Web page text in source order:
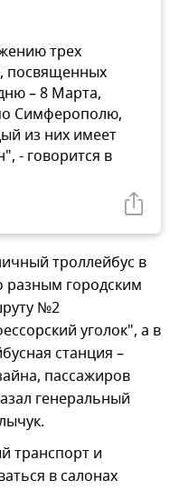
трех
посвященных
– 8 Марта,
Симферополю,
из них имеет
- говорится в
троллейбус в
разным городским
№2
уголок", а в
станция –
пассажиров
генеральный
транспорт и
в салонах